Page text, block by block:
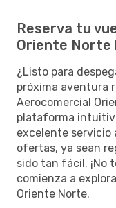
Reserva tu
Oriente Norte
¿Listo para
próxima aventura
Aerocomercial
plataforma
excelente servicio
ofertas, ya sean
sido tan fácil. ¡No
comienza a
Oriente Norte.